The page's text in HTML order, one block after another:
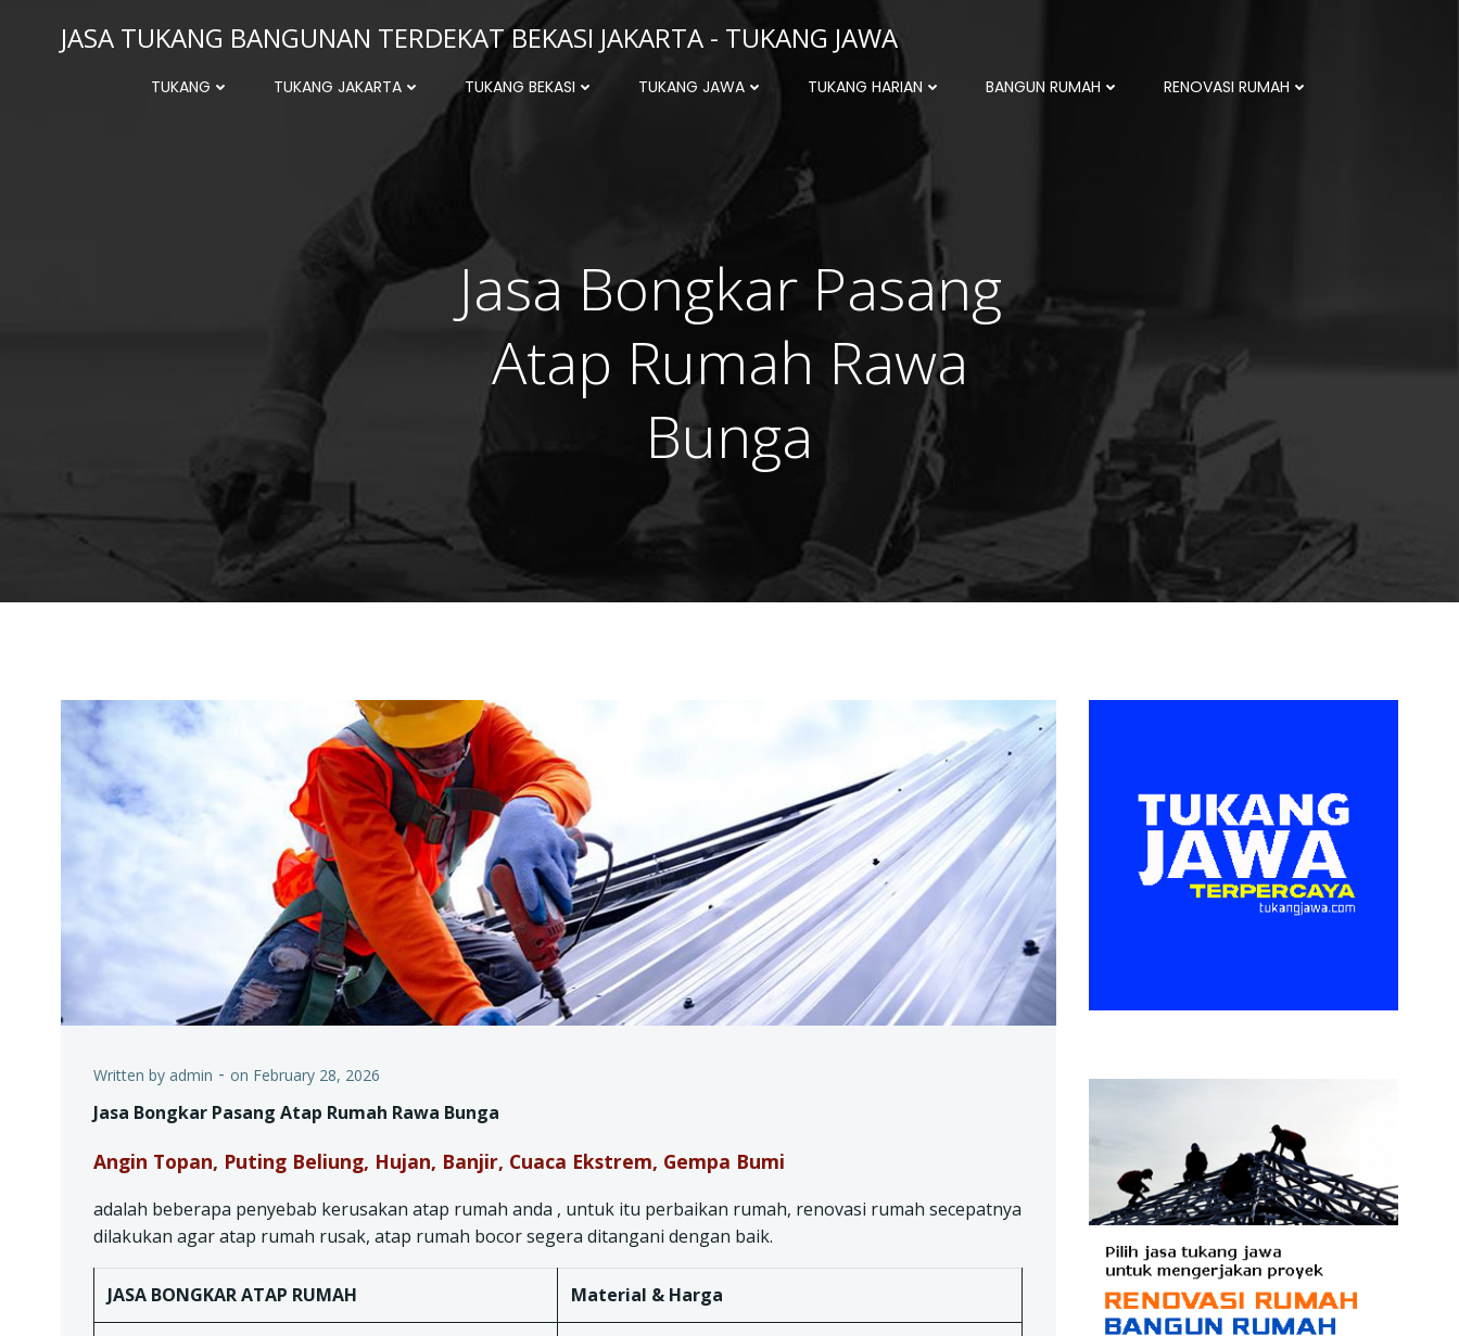
JASA TUKANG BANGUNAN TERDEKAT BEKASI JAKARTA - TUKANG JAWA
TUKANG TUKANG JAKARTA TUKANG BEKASI TUKANG JAWA TUKANG HARIAN BANGUN RUMAH RENOVASI RUMAH
Jasa Bongkar Pasang
Atap Rumah Rawa
Bunga
Written by admin - on February 28, 2026
Jasa Bongkar Pasang Atap Rumah Rawa Bunga
Angin Topan, Puting Beliung, Hujan, Banjir, Cuaca Ekstrem, Gempa Bumi
adalah beberapa penyebab kerusakan atap rumah anda , untuk itu perbaikan rumah, renovasi rumah secepatnya
dilakukan agar atap rumah rusak, atap rumah bocor segera ditangani dengan baik.
JASA BONGKAR ATAP RUMAH Material & Harga